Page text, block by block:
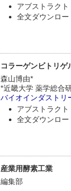
アブストラクト
全文ダウンロー
コラーゲンビトリゲ
森山博由*
*近畿大学 薬学総合
バイオインダストリ
アブストラクト
全文ダウンロー
産業用酵素工業
編集部